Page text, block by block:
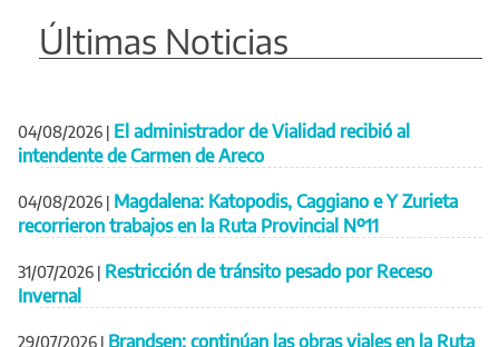
Últimas Noticias
04/08/2026 | El administrador de Vialidad recibió al
intendente de Carmen de Areco
04/08/2026 | Magdalena: Katopodis, Caggiano e Y Zurieta
recorrieron trabajos en la Ruta Provincial Nº11
31/07/2026 | Restricción de tránsito pesado por Receso
Invernal
29/07/2026 | Brandsen: continúan las obras viales en la Ruta